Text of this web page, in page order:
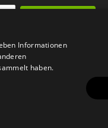
Informationen
haben.